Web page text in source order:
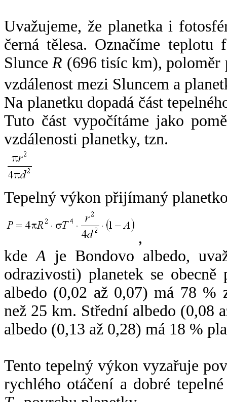
Uvažujeme, že planetka i
černá tělesa. Označíme
SlunceR (696 tisíc km),
vzdálenost mezi Sluncem a
Na planetku dopadá část
Tuto část vypočítáme jako
vzdálenosti planetky, tzn.
Tepelný výkon přijímaný
,
kdeA je Bondovo albedo,
odrazivosti) planetek se
albedo (0,02 až 0,07) má 78 %
než 25 km. Střední albedo (0,08
albedo (0,13 až 0,28) má 18 %
Tento tepelný výkon vyzařuje
rychlého otáčení a dobré